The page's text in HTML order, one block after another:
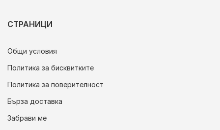
СТРАНИЦИ
Общи условия
Политика за бисквитките
Политика за поверителност
Бърза доставка
Забрави ме